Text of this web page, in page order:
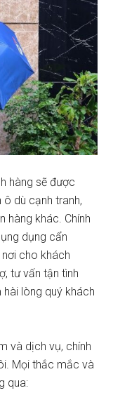
hàng sẽ được
ô dù cạnh tranh,
hàng khác. Chính
dụng cẩn
cho khách
tư vấn tận tình
lòng quý khách
và dịch vụ, chính
Mọi thắc mắc và
qua: